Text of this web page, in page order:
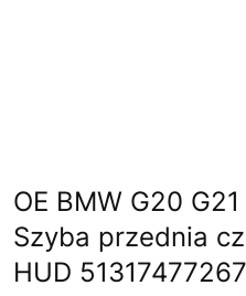
OE BMW G20
Szyba przednia
HUD 51317477267